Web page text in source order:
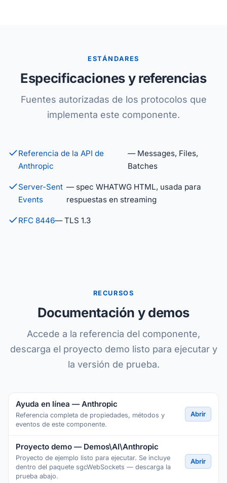
ESTÁNDARES
Especificaciones y referencias
Fuentes autorizadas de los protocolos que
implementa este componente.
Referencia de la API de
Anthropic
— Messages, Files,
Batches
Server-Sent
Events
— spec WHATWG HTML, usada para
respuestas en streaming
RFC 8446— TLS 1.3
RECURSOS
Documentación y demos
Accede a la referencia del componente,
descarga el proyecto demo listo para ejecutar y
la versión de prueba.
Ayuda en línea — Anthropic
Referencia completa de propiedades, métodos y
eventos de este componente.
Abrir
Proyecto demo — Demos\AI\Anthropic
Proyecto de ejemplo listo para ejecutar. Se incluye
dentro del paquete sgcWebSockets — descarga la
prueba abajo.
Abrir